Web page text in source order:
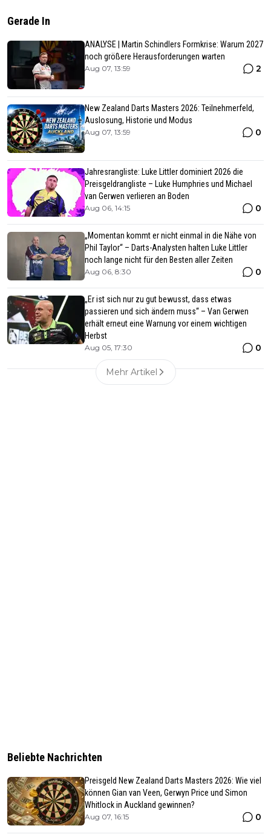
Gerade In
ANALYSE | Martin Schindlers Formkrise: Warum 2027
noch größere Herausforderungen warten
Aug 07, 13:59 2
New Zealand Darts Masters 2026: Teilnehmerfeld,
Auslosung, Historie und Modus
Aug 07, 13:59 0
Jahresrangliste: Luke Littler dominiert 2026 die
Preisgeldrangliste – Luke Humphries und Michael
van Gerwen verlieren an Boden
Aug 06, 14:15 0
„Momentan kommt er nicht einmal in die Nähe von
Phil Taylor“ – Darts-Analysten halten Luke Littler
noch lange nicht für den Besten aller Zeiten
Aug 06, 8:30 0
„Er ist sich nur zu gut bewusst, dass etwas
passieren und sich ändern muss“ – Van Gerwen
erhält erneut eine Warnung vor einem wichtigen
Herbst
Aug 05, 17:30 0
Mehr Artikel
Beliebte Nachrichten
Preisgeld New Zealand Darts Masters 2026: Wie viel
können Gian van Veen, Gerwyn Price und Simon
Whitlock in Auckland gewinnen?
Aug 07, 16:15 0